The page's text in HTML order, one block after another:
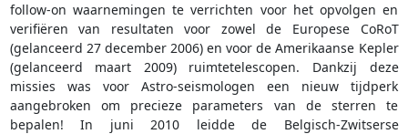
follow-on waarnemingen te verrichten voor het opvolgen en
verifiëren van resultaten voor zowel de Europese CoRoT
(gelanceerd 27 december 2006) en voor de Amerikaanse Kepler
(gelanceerd maart 2009) ruimtetelescopen. Dankzij deze
missies was voor Astro-seismologen een nieuw tijdperk
aangebroken om precieze parameters van de sterren te
bepalen! In juni 2010 leidde de Belgisch-Zwitserse